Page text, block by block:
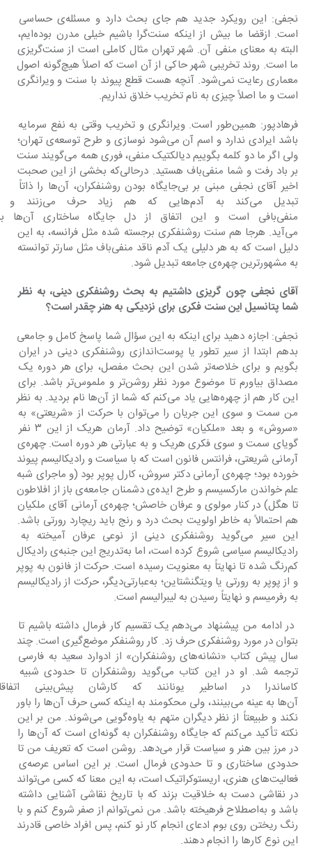
نجفی: این رویکرد جدید هم جای بحث دارد و مسئله‌ی حساسی
است. ازقضا ما بیش از اینکه سنت‌گرا باشیم خیلی مدرن بوده‌ایم،
البته به معنای منفی آن. شهر تهران مثال کاملی است از سنت‌گریزی
ما است. روند تخریبی شهر حاکی از آن است که اصلاً هیچ‌گونه اصول
معماری رعایت نمی‌شود. آنچه هست قطع پیوند با سنت و ویرانگری
است و ما اصلاً چیزی به نام تخریب خلاق نداریم.
فرهادپور: همین‌طور است. ویرانگری و تخریب وقتی به نفع سرمایه
باشد ایرادی ندارد و اسم آن می‌شود نوسازی و طرح توسعه‌ی تهران؛
ولی اگر ما دو کلمه بگوییم دیالکتیک منفی، فوری همه می‌گویند سنت
بر باد رفت و شما منفی‌باف هستید. درحالی‌که بخشی از این صحبت
اخیر آقای نجفی مبنی بر بی‌جایگاه بودن روشن‎فکران، آن‌ها را ذاتاً
تبدیل می‌کند به
منفی‌بافی است و این اتفاق
می‌آید. هرجا هم سنت روشن‎فکری برجسته شده مثل فرانسه، به این
دلیل است که به هر دلیلی یک آدم ناقد منفی‌باف مثل سارتر توانسته
به مشهورترین چهره‌ی جامعه تبدیل شود.
آقای نجفی چون گریزی داشتیم به بحث روشنفکری دینی، به نظر
شما پتانسیل این سنت فکری برای نزدیکی به هنر چقدر است؟
نجفی: اجازه دهید برای اینکه به این سؤال شما پاسخ کامل و جامعی
بدهم ابتدا از سیر تطور یا پوست‌اندازی روشن‎فکری دینی در ایران
بگویم و برای خلاصه‌تر شدن این بحث مفصل، برای هر دوره یک
مصداق بیاورم تا موضوع مورد نظر روشن‌تر و ملموس‌تر باشد. برای
این کار هم از چهره‌هایی یاد می‌کنم که شما از آن‌ها نام بردید. به نظر
من سمت ‌و سوی این جریان را می‌توان با حرکت از «شریعتی» به
«سروش» و بعد «ملکیان» توضیح داد. آرمان هریک از این ۳ نفر
گویای سمت و سوی فکری هریک و به عبارتی هر دوره است. چهره‌ی
آرمانی شریعتی، فرانتس فانون است که با سیاست و رادیکالیسم پیوند
خورده بود؛ چهره‌ی آرمانی دکتر سروش، کارل پوپر بود (و ماجرای شبه
علم خواندن مارکسیسم و طرح ایده‌ی دشمنان جامعه‌ی باز از افلاطون
تا هگل) در کنار مولوی و عرفان خاصش؛ چهره‌ی آرمانی آقای ملکیان
هم احتمالاً به خاطر اولویت بحث درد و رنج باید ریچارد رورتی باشد.
این سیر می‌گوید روشن‎فکری دینی از نوعی عرفان آمیخته به
رادیکالیسم سیاسی شروع کرده است، اما به‌تدریج این جنبه‌ی رادیکال
کم‌رنگ شده تا نهایتاً به معنویت رسیده است. حرکت از فانون به پوپر
و از پوپر به رورتی یا ویتگنشتاین؛ به‌عبارتی‌دیگر، حرکت از رادیکالیسم
به رفرمیسم و نهایتاً رسیدن به لیبرالیسم است.
در ادامه من پیشنهاد می‌دهم یک تقسیم کار فرمال داشته باشیم تا
بتوان در مورد روشن‎فکری حرف زد. کار روشن‎فکر موضع‌گیری است. چند
سال پیش کتاب «نشانه‌های روشن‎فکران» از ادوارد سعید به فارسی
ترجمه شد. او در این کتاب می‌گوید روشن‎فکران تا حدودی شبیه
کاساندرا در اساطیر
آن‌ها به عینه می‌بینند، ولی محکومند به اینکه کسی حرف آن‌ها را باور
نکند و طبیعتاً از نظر دیگران متهم به یاوه‌گویی می‌شوند. من بر این
نکته تأکید می‌کنم که جایگاه روشن‎فکران به گونه‌ای است که آن‌ها را
در مرز بین هنر و سیاست قرار می‌دهد. روشن است که تعریف من تا
حدودی ساختاری و تا حدودی فرمال است. بر این اساس عرصه‌ی
فعالیت‌های هنری، اریستوکراتیک است، به این معنا که کسی می‌تواند
در نقاشی دست به خلاقیت بزند که با تاریخ نقاشی آشنایی داشته
باشد و به‌اصطلاح فرهیخته باشد. من نمی‌توانم از صفر شروع کنم و با
رنگ ریختن روی بوم ادعای انجام کار نو کنم، پس افراد خاصی قادرند
این نوع کارها را انجام دهند.